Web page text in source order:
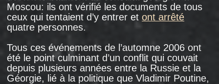
Après la mort de Manana, ses proches ont pris
la décision de quitter la Russie. Même s’ils
n’avaient pas la citoyenneté géorgienne,
si le mari de Manana, d’origine abkhaze,
ne connaissait pas l’alphabet géorgien, et s’ils
néanmoinscomprisqu’ils n’avaient " pas
d’avenir en Russie ".
" Nous avions toujours considéré la Russie
comme notre patrie. Que vais-je faire ici? ",